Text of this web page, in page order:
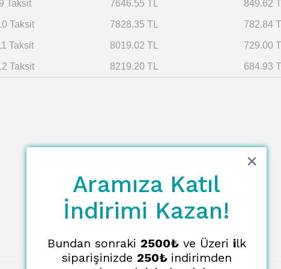
9 Taksit 7646.55 TL 849.62
Taksit 7828.35 TL 782.84
Taksit 8019.02 TL 729.00
Taksit 8219.20 TL 684.93
Aramıza Katıl
İndirimi Kazan!
Bundan sonraki 2500₺ve Üzeri ilk
siparişinizde 250₺ indirimden